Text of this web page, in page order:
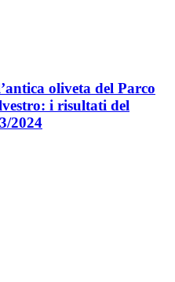
oliveta del Parco
i risultati del
2024